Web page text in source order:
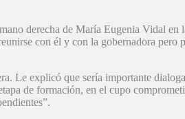
derecha de María Eugenia Vidal en
con él y con la gobernadora pero
Le explicó que sería importante
de formación, en el cupo